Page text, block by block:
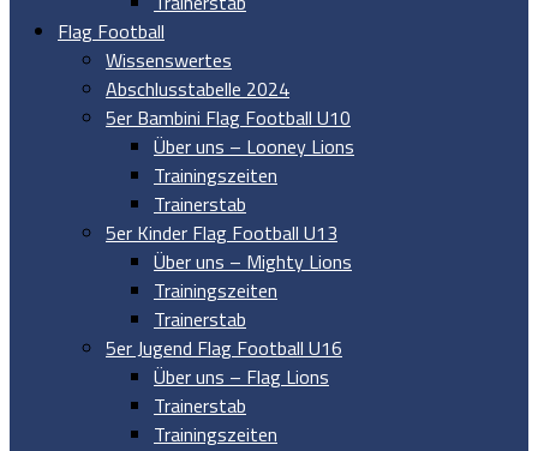
Flag Football
Wissenswertes
Abschlusstabelle 2024
5er Bambini Flag Football U10
Über uns – Looney Lions
Trainingszeiten
Trainerstab
5er Kinder Flag Football U13
Über uns – Mighty Lions
Trainingszeiten
Trainerstab
5er Jugend Flag Football U16
Über uns – Flag Lions
Trainerstab
Trainingszeiten